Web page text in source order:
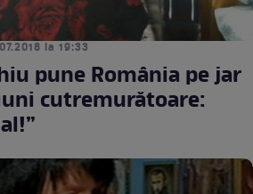
la 19:33
pune România pe jar
cutremurătoare: